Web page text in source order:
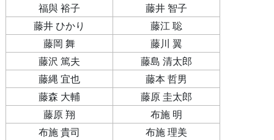
福與 裕子
藤井 智子
藤井 ひかり
藤江 聡
藤岡 舞
藤川 翼
藤沢 篤夫
藤島 清太郎
藤縄 宜也
藤本 哲男
藤森 大輔
藤原 圭太郎
藤原 翔
布施 明
布施 貴司
布施 理美